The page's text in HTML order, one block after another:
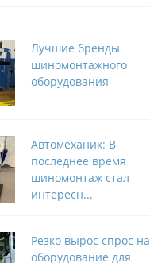
Лучшие бренды
шиномонтажного
оборудования
Автомеханик: В
последнее время
шиномонтаж стал
интересн...
Резко вырос спрос на
оборудование для